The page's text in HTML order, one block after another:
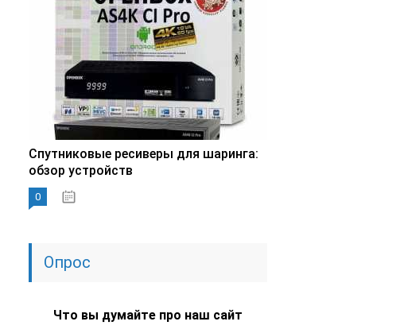
Спутниковые ресиверы для шаринга:
обзор устройств
0
Опрос
Что вы думайте про наш сайт